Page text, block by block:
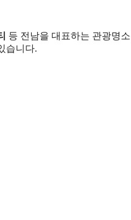
등 전남을 대표하는 관광명
습니다.